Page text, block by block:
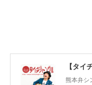
【タ
熊本弁シ